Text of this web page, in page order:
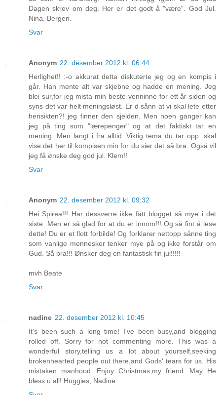
Dagen skrev om deg. Her er det godt å "være". God Jul.
Nina. Bergen.
Svar
Anonym 22. desember 2012 kl. 06:44
Herlighet!! :-o akkurat detta diskuterte jeg og en kompis i
går. Han mente alt var skjebne og hadde en mening. Jeg
blei sur,for jeg mista min beste venninne for ett år siden og
syns det var helt meningsløst. Er d sånn at vi skal lete etter
hensikten?! jeg finner den sjelden. Men noen ganger kan
jeg på ting som "lærepenger" og at det faktiskt tar en
mening. Men langt i fra alltid. Viktig tema du tar opp .skal
vise det her til kompisen min for du sier det så bra. Også vil
jeg få ønske deg god jul. Klem!!
Svar
Anonym 22. desember 2012 kl. 09:32
Hei Spirea!!! Har dessverre ikke fått blogget så mye i det
siste. Men er så glad for at du er innom!!! Og så fint å lese
dette! Du er et flott forbilde! Og forklarer nettopp sånne ting
som vanlige mennesker tenker mye på og ikke forstår om
Gud. Så bra!!! Ønsker deg en fantastisk fin jul!!!!!
mvh Beate
Svar
nadine 22. desember 2012 kl. 10:45
It's been such a long time! I've been busy,and blogging
rolled off. Sorry for not commenting more. This was a
wonderful story,telling us a lot about yourself,seeking
brokenhearted people out there,and Gods' tears for us. His
mistaken manhood. Enjoy Christmas,my friend. May He
bless u all! Huggies, Nadine